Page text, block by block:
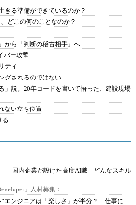
きる準備ができているのか？
どこの何のことなのか？
から「判断の稽古相手」へ
バー攻撃
ティ
グされるのではない
」説。20年コードを書いて悟った、建設現場
ない立ち位置
る
――国内企業が設けた高度AI職 どんなスキル
」人材募集：
”エンジニアは「楽しさ」が半分？ 仕事に